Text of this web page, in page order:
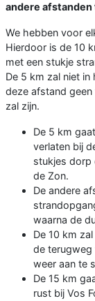
andere afstanden
We hebben voor
Hierdoor is de 10
met een stukje
De 5 km zal niet
deze afstand
zal zijn.
De 5 km
verlaten bij
stukjes dorp
de Zon.
De andere
waarna de
De 10 km
de terugweg
weer aan te
De 15 km
rust bij Vos